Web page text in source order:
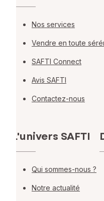
Nos services
Vendre en toute
SAFTI Connect
Avis SAFTI
Contactez-nous
L'univers SAFTI
Qui sommes-nous ?
Notre actualité